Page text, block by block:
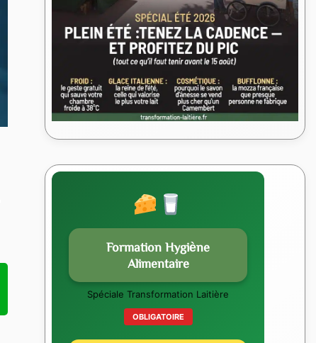
Formation Hygiène
Alimentaire
Spéciale Transformation Laitière
OBLIGATOIRE